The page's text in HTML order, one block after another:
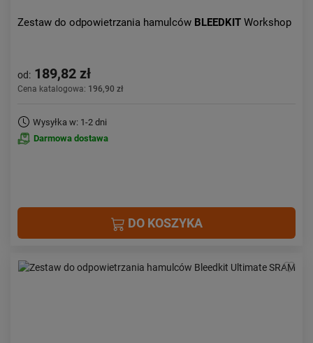
Zestaw do odpowietrzania hamulców BLEEDKIT Workshop
od: 189,82 zł
Cena katalogowa: 196,90 zł
Wysyłka w: 1-2 dni
Darmowa dostawa
DO KOSZYKA